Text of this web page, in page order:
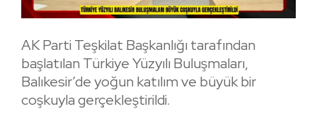
AK Parti Teşkilat Başkanlığı tarafından
başlatılan Türkiye Yüzyılı Buluşmaları,
Balıkesir’de yoğun katılım ve büyük bir
coşkuyla gerçekleştirildi.